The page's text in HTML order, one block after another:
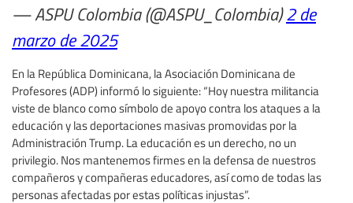
— ASPU Colombia (@ASPU_Colombia)2 de
marzo de 2025
En la República Dominicana, la Asociación Dominicana de
Profesores (ADP) informó lo siguiente: “Hoy nuestra militancia
viste de blanco como símbolo de apoyo contra los ataques a la
educación y las deportaciones masivas promovidas por la
Administración Trump. La educación es un derecho, no un
privilegio. Nos mantenemos firmes en la defensa de nuestros
compañeros y compañeras educadores, así como de todas las
personas afectadas por estas políticas injustas”.